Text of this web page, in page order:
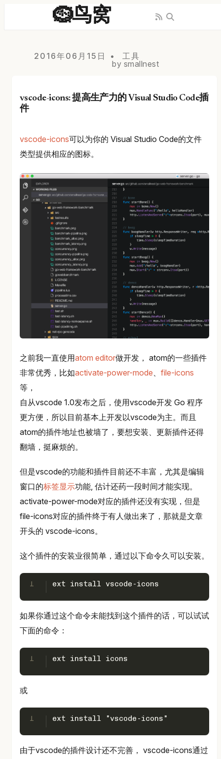
🪹鸟窝
2016年06月15日
工具
by smallnest
vscode-icons: 提高生产力的 Visual Studio Code插
件
vscode-icons可以为你的 Visual Studio Code的文件
类型提供相应的图标。
之前我一直使用atom editor做开发， atom的一些插件
非常优秀，比如activate-power-mode
file-icons
等，
自从vscode 1.0发布之后，使用vscode开发 Go 程序
更方便，所以目前基本上开发以vscode为主。而且
atom的插件地址也被墙了，要想安装、更新插件还得
翻墙，挺麻烦的。
但是vscode的功能和插件目前还不丰富，尤其是编辑
窗口的标签显示功能, 估计还药一段时间才能实现。
activate-power-mode对应的插件还没有实现，但是
file-icons对应的插件终于有人做出来了，那就是文章
开头的 vscode-icons。
这个插件的安装业很简单，通过以下命令久可以安装。
1 ext install vscode-icons
如果你通过这个命令未能找到这个插件的话，可以试试
下面的命令：
1 ext install icons
或
1 ext install "vscode-icons"
由于vscode的插件设计还不完善， vscode-icons通过